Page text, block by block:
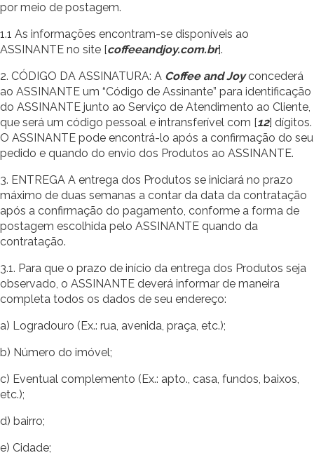
por meio de postagem.
1.1 As informações encontram-se disponíveis ao
ASSINANTE no site [coffeeandjoy.com.br].
2. CÓDIGO DA ASSINATURA: A Coffee and Joyconcederá
ao ASSINANTE um “Código de Assinante” para identificação
do ASSINANTE junto ao Serviço de Atendimento ao Cliente,
que será um código pessoal e intransferível com [12] dígitos.
O ASSINANTE pode encontrá-lo após a confirmação do seu
pedido e quando do envio dos Produtos ao ASSINANTE.
3. ENTREGA A entrega dos Produtos se iniciará no prazo
máximo de duas semanas a contar da data da contratação
após a confirmação do pagamento, conforme a forma de
postagem escolhida pelo ASSINANTE quando da
contratação.
3.1. Para que o prazo de início da entrega dos Produtos seja
observado, o ASSINANTE deverá informar de maneira
completa todos os dados de seu endereço:
a) Logradouro (Ex.: rua, avenida, praça, etc.);
b) Número do imóvel;
c) Eventual complemento (Ex.: apto., casa, fundos, baixos,
etc.);
d) bairro;
e) Cidade;